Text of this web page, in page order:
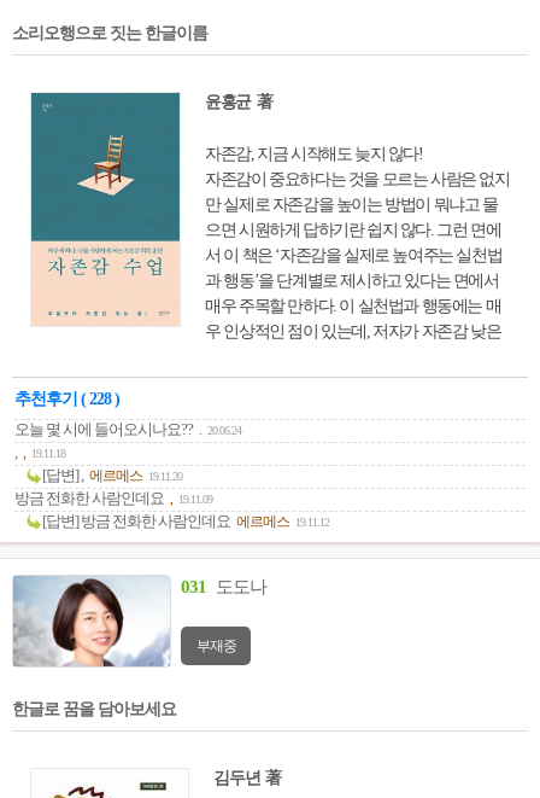
소리오행으로 짓는 한글이름
윤홍균 著
자존감, 지금 시작해도 늦지 않다!
자존감이 중요하다는 것을 모르는 사람은 없지
만 실제로 자존감을 높이는 방법이 뭐냐고 물
으면 시원하게 답하기란 쉽지 않다. 그런 면에
서 이 책은 ‘자존감을 실제로 높여주는 실천법
과 행동’을 단계별로 제시하고 있다는 면에서
매우 주목할 만하다. 이 실천법과 행동에는 매
우 인상적인 점이 있는데, 저자가 자존감 낮은
저항감과 불편함마저 이해시키고 설득해낸다
새 책을 읽기 전과 완전히 다른 시선과 자존감
추천후기 ( 228 )
오늘 몇 시에 들어오시나요?? 20.06.24
19.11.18
[답변] , 에르메스 19.11.20
방금 전화한 사람인데요 19.11.09
[답변] 방금 전화한 사람인데요 에르메스 19.11.12
031 도도나
부재중
한글로 꿈을 담아보세요
김두년 著